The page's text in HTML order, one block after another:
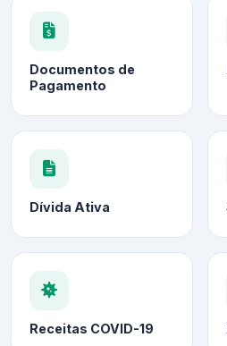
Documentos de
Pagamento
Dívida Ativa
Receitas COVID-19